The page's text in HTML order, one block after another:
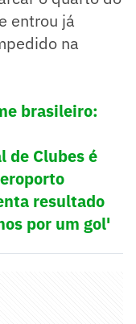
entrou já
na
brasileiro:
de Clubes é
resultado
por um gol'